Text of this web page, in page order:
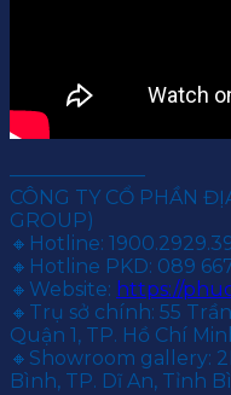
———————
CÔNG TY CỔ PHẦN
GROUP)
🔸Hotline:
🔸Hotline PKD: 089
🔸Website: https://
🔸Trụ sở chính: 55
Quận 1, TP. Hồ Chí
🔸Showroom gallery:
Bình, TP. Dĩ An, Tỉnh